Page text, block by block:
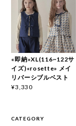
«即納»XL(116~122サ
イズ)«rosette» メイ
リバーシブルベスト
¥3,330
CATEGORY